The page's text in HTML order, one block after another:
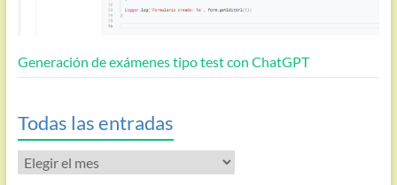
Generación de exámenes tipo test con ChatGPT
Todas las entradas
Todas
las